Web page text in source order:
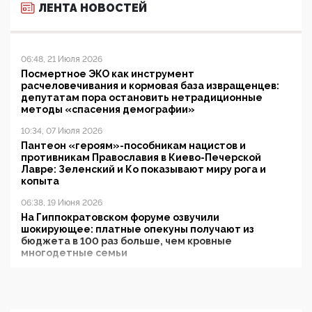
ЛЕНТА НОВОСТЕЙ
06:48, 21 Июля 2026
Посмертное ЭКО как инструмент
расчеловечивания и кормовая база извращенцев:
депутатам пора остановить нетрадиционные
методы «спасения демографии»
10:34, 07 Июля 2026
Пантеон «героям»-пособникам нацистов и
противникам Православия в Киево-Печерской
Лавре: Зеленский и Ко показывают миру рога и
копыта
06:38, 19 Июня 2026
На Гиппократовском форуме озвучили
шокирующее: платные опекуны получают из
бюджета в 100 раз больше, чем кровные
многодетные семьи